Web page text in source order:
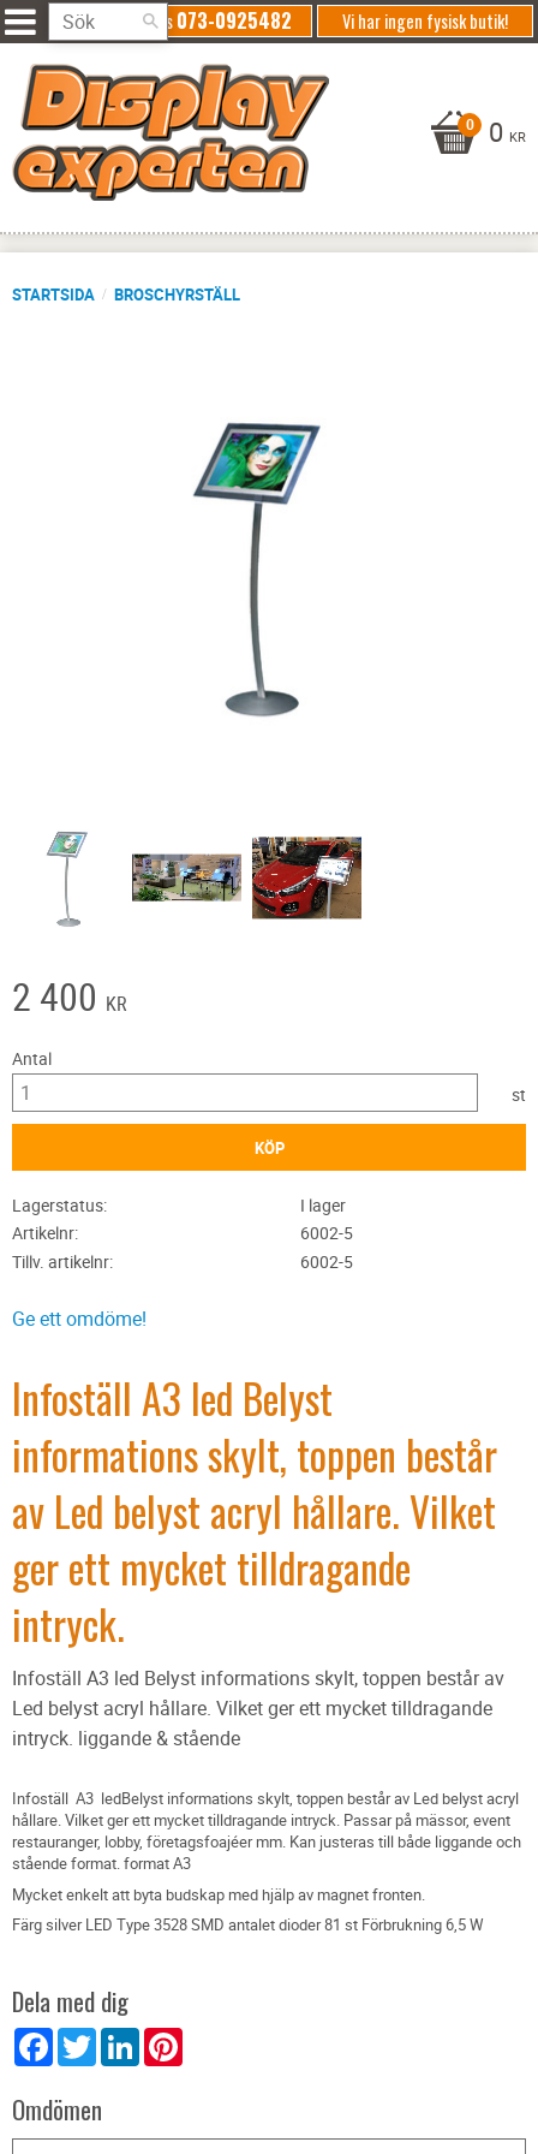
Vi har ingen fysisk butik!
Ring oss073-0925482
0 KR
STARTSIDA BROSCHYRSTÄLL
2 400 KR
Antal
st
KÖP
Lagerstatus
I lager
Artikelnr
6002-5
Tillv. artikelnr
6002-5
Ge ett omdöme!
Infoställ A3 led Belyst
informations skylt, toppen består
av Led belyst acryl hållare. Vilket
ger ett mycket tilldragande
intryck.
Infoställ A3 led Belyst informations skylt, toppen består av
Led belyst acryl hållare. Vilket ger ett mycket tilldragande
intryck. liggande & stående
Infoställ A3 ledBelyst informations skylt, toppen består av Led belyst acryl
hållare. Vilket ger ett mycket tilldragande intryck. Passar på mässor, event
restauranger, lobby, företagsfoajéer mm. Kan justeras till både liggande och
stående format. format A3
Mycket enkelt att byta budskap med hjälp av magnet fronten.
Färg silver LED Type 3528 SMD antalet dioder 81 st Förbrukning 6,5 W
Dela med dig
FacebookTwitter LinkedIn
Omdömen